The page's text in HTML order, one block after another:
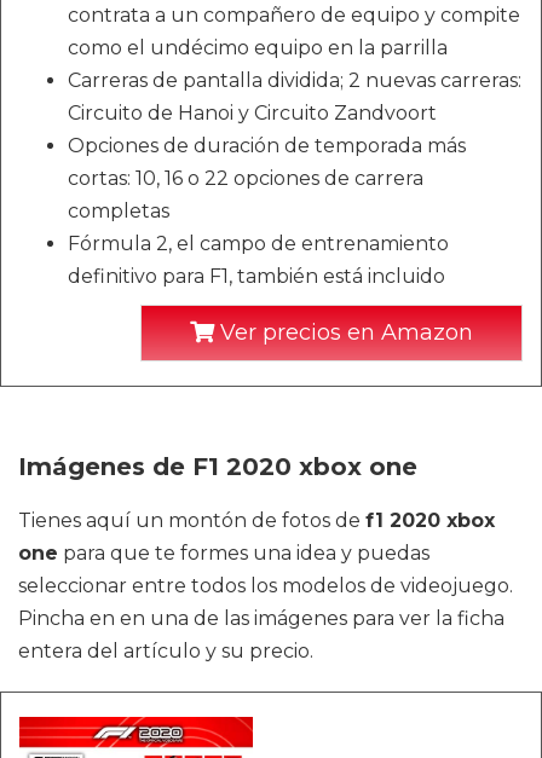
contrata a un compañero de equipo y compite
como el undécimo equipo en la parrilla
Carreras de pantalla dividida; 2 nuevas carreras:
Circuito de Hanoi y Circuito Zandvoort
Opciones de duración de temporada más
cortas: 10, 16 o 22 opciones de carrera
completas
Fórmula 2, el campo de entrenamiento
definitivo para F1, también está incluido
Ver precios en Amazon
Imágenes de F1 2020 xbox one
Tienes aquí un montón de fotos de f1 2020 xbox
one para que te formes una idea y puedas
seleccionar entre todos los modelos de videojuego.
Pincha en en una de las imágenes para ver la ficha
entera del artículo y su precio.